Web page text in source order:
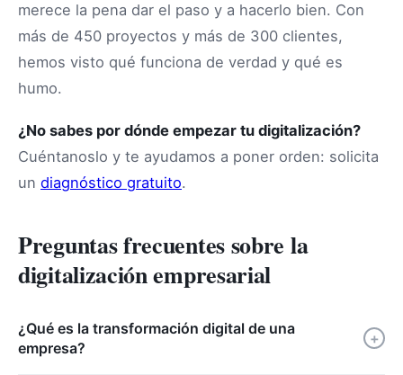
merece la pena dar el paso y a hacerlo bien. Con
más de 450 proyectos y más de 300 clientes,
hemos visto qué funciona de verdad y qué es
humo.
¿No sabes por dónde empezar tu digitalización?
Cuéntanoslo y te ayudamos a poner orden: solicita
un diagnóstico gratuito.
Preguntas frecuentes sobre la
digitalización empresarial
¿Qué es la transformación digital de una
empresa?
+